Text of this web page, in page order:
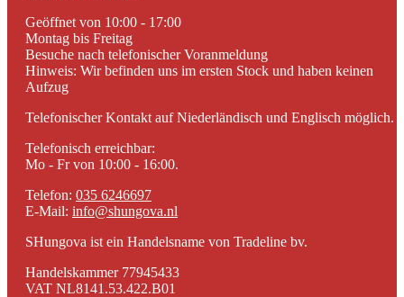
Geöffnet von 10:00 - 17:00
Montag bis Freitag
Besuche nach telefonischer Voranmeldung
Hinweis: Wir befinden uns im ersten Stock und haben keinen
Aufzug
Telefonischer Kontakt auf Niederländisch und Englisch möglich.
Telefonisch erreichbar:
Mo - Fr von 10:00 - 16:00.
Telefon: 035 6246697
E-Mail: info@shungova.nl
SHungova ist ein Handelsname von Tradeline bv.
Handelskammer 77945433
VAT NL8141.53.422.B01